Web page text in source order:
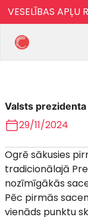
VESELĪBAS APĻU
Valsts
29/11/2024
Ogrē sākusies
tradicionālajā
nozīmīgākās
Pēc pirmās
vienāds punktu